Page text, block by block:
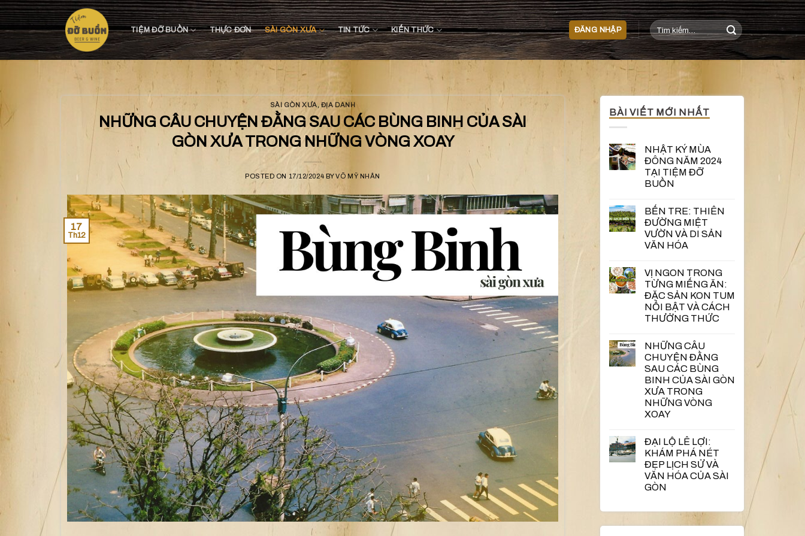
Skip
to
content
TIỆM ĐỠ BUỒN THỰC ĐƠN SÀI GÒN XƯA TIN TỨC KIẾN THỨC ĐĂNG NHẬP
Tìm
kiếm:
SÀI GÒN XƯA, ĐỊA DANH
NHỮNG CÂU CHUYỆN ĐẰNG SAU CÁC BÙNG BINH CỦA SÀI
GÒN XƯA TRONG NHỮNG VÒNG XOAY
POSTED ON 17/12/2024 BYVÕ MỸ NHÂN
17
Th12
BÀI VIẾT MỚI NHẤT
NHẬT KÝ MÙA
ĐÔNG NĂM 2024
TẠI TIỆM ĐỠ
BUỒN
BẾN TRE: THIÊN
ĐƯỜNG MIỆT
VƯỜN VÀ DI SẢN
VĂN HÓA
VỊ NGON TRONG
TỪNG MIẾNG ĂN:
ĐẶC SẢN KON TUM
NỔI BẬT VÀ CÁCH
THƯỞNG THỨC
NHỮNG CÂU
CHUYỆN ĐẰNG
SAU CÁC BÙNG
BINH CỦA SÀI GÒN
XƯA TRONG
NHỮNG VÒNG
XOAY
ĐẠI LỘ LÊ LỢI:
KHÁM PHÁ NÉT
ĐẸP LỊCH SỬ VÀ
VĂN HÓA CỦA SÀI
GÒN